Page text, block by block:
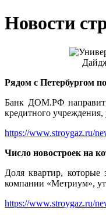
Новости
Рядом с Петербургом
Банк ДОМ.РФ направит
кредитного
https://www.stroygaz.ru/
Число новостроек на
Доля квартир, которые
компании «Метриум»,
https://www.stroygaz.ru/